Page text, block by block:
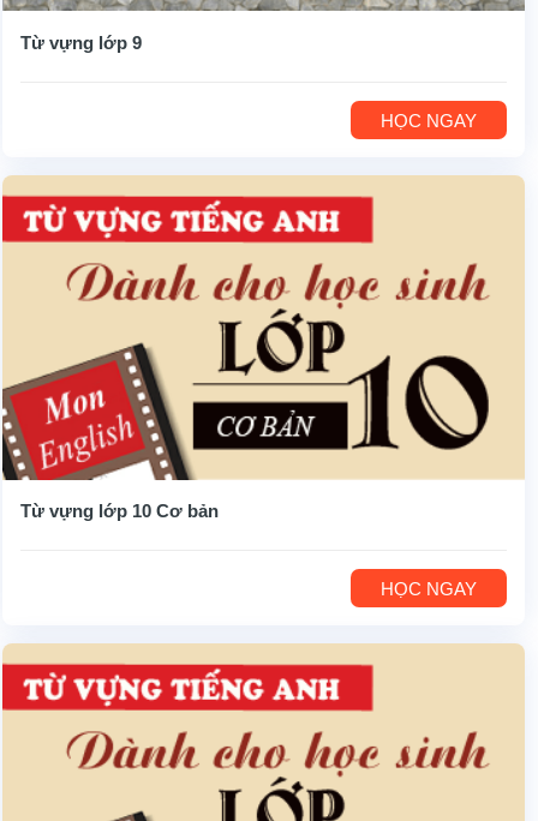
Từ vựng lớp 9
HỌC NGAY
Từ vựng lớp 10 Cơ bản
HỌC NGAY